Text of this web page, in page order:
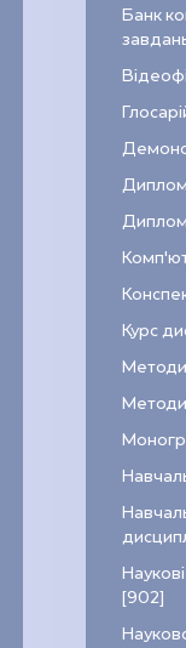
Банк
Курс
Наукові
[902]